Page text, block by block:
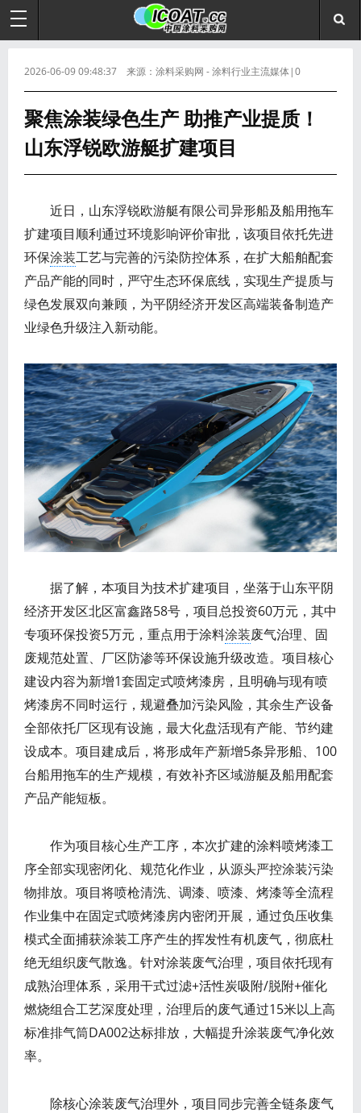
2026-06-09 09:48:37 来源：涂料采购网 - 涂料行业主流媒体|0
聚焦涂装绿色生产 助推产业提质！
山东浮锐欧游艇扩建项目
近日，山东浮锐欧游艇有限公司异形船及船用拖车
扩建项目顺利通过环境影响评价审批，该项目依托先进
环保涂装工艺与完善的污染防控体系，在扩大船舶配套
产品产能的同时，严守生态环保底线，实现生产提质与
绿色发展双向兼顾，为平阴经济开发区高端装备制造产
业绿色升级注入新动能。
据了解，本项目为技术扩建项目，坐落于山东平阴
经济开发区北区富鑫路58号，项目总投资60万元，其中
专项环保投资5万元，重点用于涂料涂装废气治理、固
废规范处置、厂区防渗等环保设施升级改造。项目核心
建设内容为新增1套固定式喷烤漆房，且明确与现有喷
烤漆房不同时运行，规避叠加污染风险，其余生产设备
全部依托厂区现有设施，最大化盘活现有产能、节约建
设成本。项目建成后，将形成年产新增5条异形船、100
台船用拖车的生产规模，有效补齐区域游艇及船用配套
产品产能短板。
作为项目核心生产工序，本次扩建的涂料喷烤漆工
序全部实现密闭化、规范化作业，从源头严控涂装污染
物排放。项目将喷枪清洗、调漆、喷漆、烤漆等全流程
作业集中在固定式喷烤漆房内密闭开展，通过负压收集
模式全面捕获涂装工序产生的挥发性有机废气，彻底杜
绝无组织废气散逸。针对涂装废气治理，项目依托现有
成熟治理体系，采用干式过滤+活性炭吸附/脱附+催化
燃烧组合工艺深度处理，治理后的废气通过15米以上高
标准排气筒DA002达标排放，大幅提升涂装废气净化效
率。
除核心涂装废气治理外，项目同步完善全链条废气